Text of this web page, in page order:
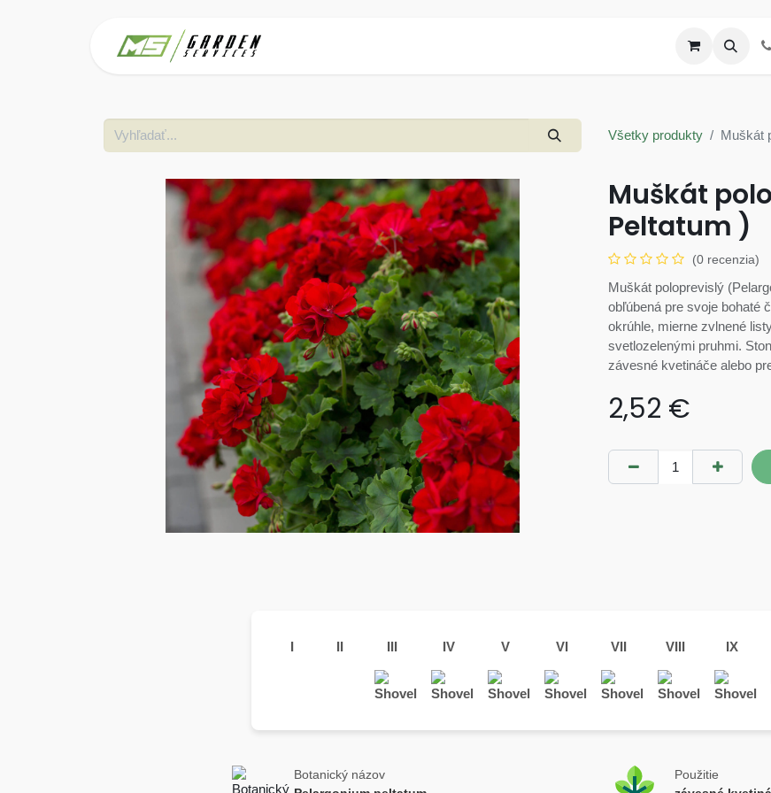
Všetky produkty Muškát
Muškát
Peltatum )
(0 recenzia)
Muškát poloprevislý
obľúbená pre svoje bohaté
okrúhle, mierne zvlnené
svetlozelenými pruhmi.
závesné kvetináče alebo
2,52 €
I II III IV V VI VII VIII IX
Botanický názov
Použitie